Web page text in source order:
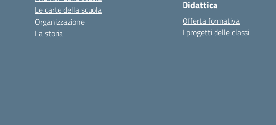
Le carte della scuola
Organizzazione
La storia
Didattica
Offerta formativa
I progetti delle classi